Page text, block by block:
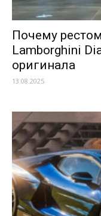
Почему
Lamborghini
оригинала
13.08.2025